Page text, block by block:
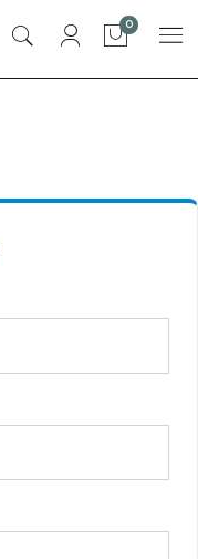
Panier
0articles